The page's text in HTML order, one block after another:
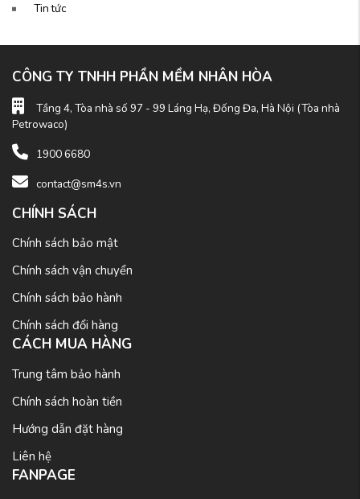
Tin tức
CÔNG TY TNHH PHẦN MỀM NHÂN HÒA
Tầng 4, Tòa nhà số 97 - 99 Láng Hạ, Đống Đa, Hà Nội (Tòa nhà
Petrowaco)
1900 6680
contact@sm4s.vn
CHÍNH SÁCH
Chính sách bảo mật
Chính sách vận chuyển
Chính sách bảo hành
Chính sách đổi hàng
CÁCH MUA HÀNG
Trung tâm bảo hành
Chính sách hoàn tiền
Hướng dẫn đặt hàng
Liên hệ
FANPAGE